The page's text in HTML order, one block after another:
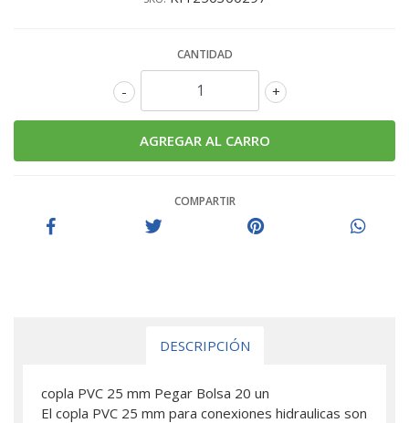
CANTIDAD
+
-
COMPARTIR
DESCRIPCIÓN
copla PVC 25 mm Pegar Bolsa 20 un
El copla PVC 25 mm para conexiones hidraulicas son